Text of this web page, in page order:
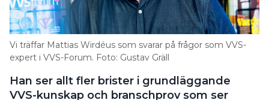
Vi träffar Mattias Wirdéus som svarar på frågor som VVS-
expert i VVS-Forum. Foto: Gustav Gräll
Han ser allt fler brister i grundläggande
VVS-kunskap och branschprov som ser